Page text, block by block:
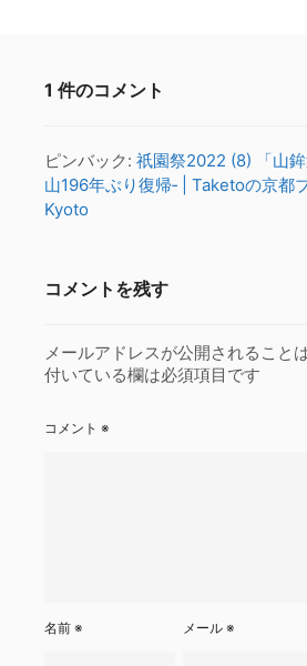
1 件のコメント
ピンバック: 祇園祭2022 (8) 「山
山196年ぶり復帰‐ | Taketoの京都
Kyoto
コメントを残す
メールアドレスが公開されること
付いている欄は必須項目です
コメント ※
名前 ※ メール※